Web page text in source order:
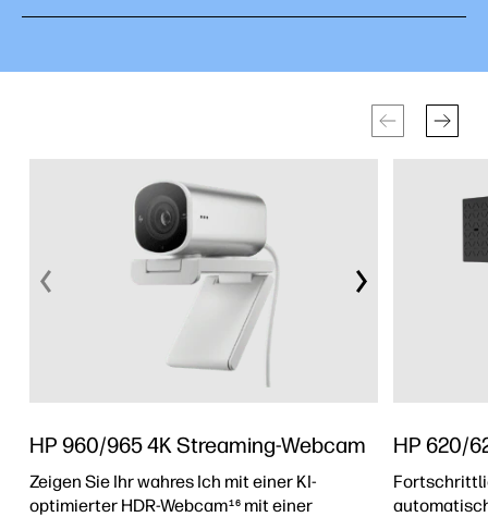
HP 960/965 4K Streaming-Webcam
Zeigen Sie Ihr wahres Ich mit einer KI-
optimierter HDR-Webcam16 mit einer
HP 620/